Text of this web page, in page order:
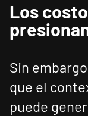
Los
Sin
que el
puede